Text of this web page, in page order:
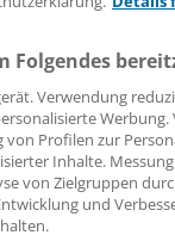
Folgendes
Verwendung
Profilen zur
Inhalte.
von Zielgruppen
und